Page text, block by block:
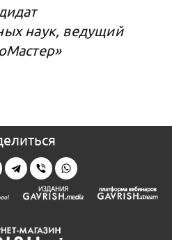
наук, ведущий